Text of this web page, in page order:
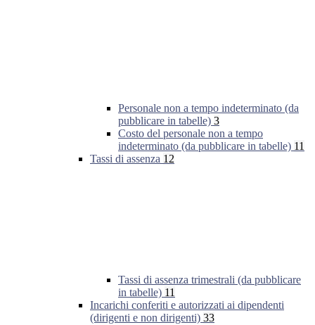
Personale non a tempo indeterminato (da
pubblicare in tabelle) 3
Costo del personale non a tempo
indeterminato (da pubblicare in tabelle) 11
Tassi di assenza 12
Tassi di assenza trimestrali (da pubblicare
in tabelle) 11
Incarichi conferiti e autorizzati ai dipendenti
(dirigenti e non dirigenti) 33